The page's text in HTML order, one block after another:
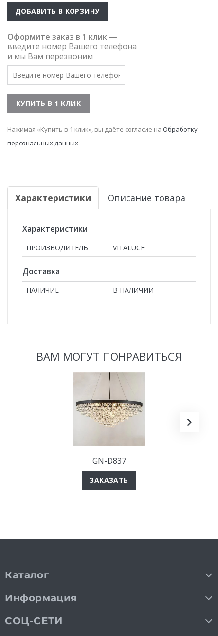
ДОБАВИТЬ В КОРЗИНУ
Оформите заказ в 1 клик —
введите номер Вашего телефона
и мы Вам перезвоним
Нажимая «Купить в 1 клик», вы даёте согласие на Обработку
персональных данных
Характеристики Описание товара
Характеристики
ПРОИЗВОДИТЕЛЬ VITALUCE
Доставка
НАЛИЧИЕ В НАЛИЧИИ
ВАМ МОГУТ ПОНРАВИТЬСЯ
GN-D837
ЗАКАЗАТЬ
Каталог
Информация
СОЦ-СЕТИ